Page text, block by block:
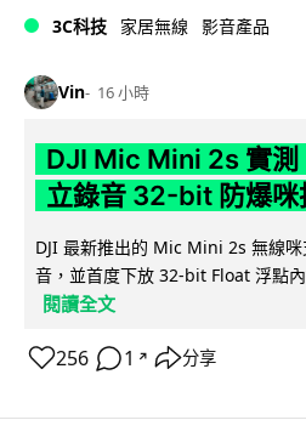
3C科技 家居無線 影音產品
Vin 16 小時
DJI Mic Mini 2s 實測
立錄音 32-bit 防爆咪
DJI 最新推出的 Mic Mini 2s 無線
音，並首度下放 32-bit Float 浮點
閱讀全文
256 1 ↗ 分享